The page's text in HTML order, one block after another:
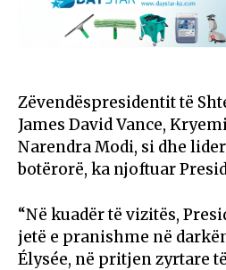
Zëvendëspresidentit të
James David Vance,
Narendra Modi, si dhe
botërorë, ka njoftuar
“Në kuadër të vizitës,
jetë e pranishme në
Élysée, në pritjen zyrtare